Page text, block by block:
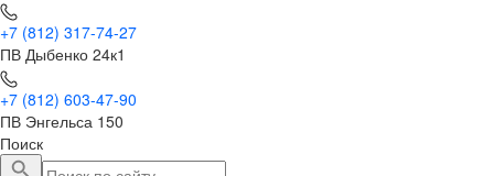
+7 (812) 317-74-27
ПВ Дыбенко 24к1
+7 (812) 603-47-90
ПВ Энгельса 150
Поиск